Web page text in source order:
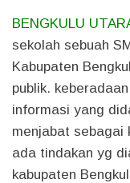
BENGKULU
sekolah sebuah
Kabupaten
publik.
informasi yang
menjabat sebagai
ada tindakan yg
kabupaten